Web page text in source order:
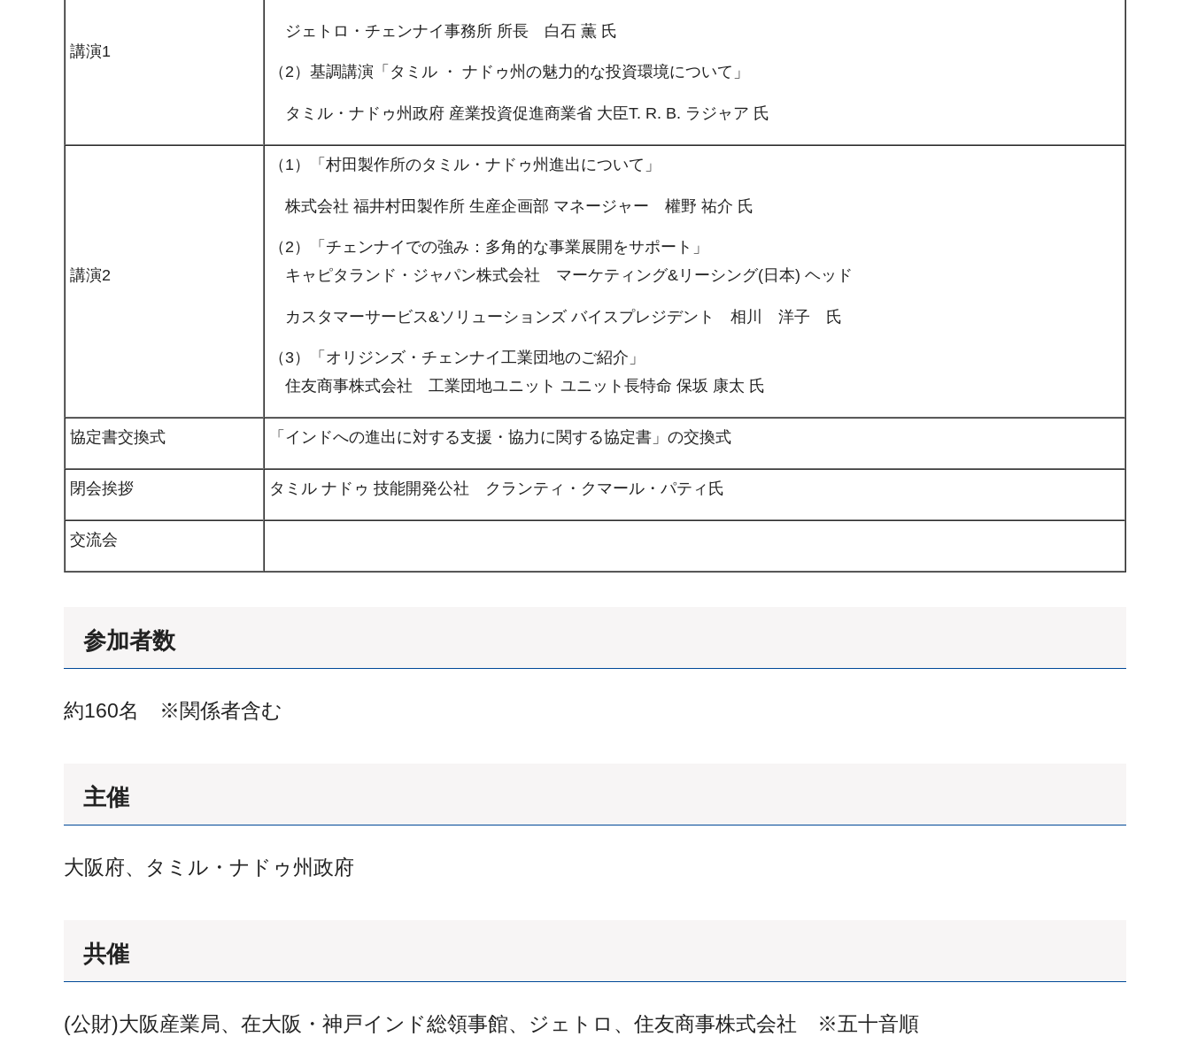
講演1
ジェトロ・チェンナイ事務所 所長 白石 薫 氏
（2）基調講演「タミル ・ ナドゥ州の魅力的な投資環境について」
タミル・ナドゥ州政府 産業投資促進商業省 大臣T. R. B. ラジャア 氏
講演2
（1）「村田製作所のタミル・ナドゥ州進出について」
株式会社 福井村田製作所 生産企画部 マネージャー 權野 祐介 氏
（2）「チェンナイでの強み：多角的な事業展開をサポート」
キャピタランド・ジャパン株式会社 マーケティング&リーシング(日本) ヘッド
カスタマーサービス&ソリューションズ バイスプレジデント 相川 洋子 氏
（3）「オリジンズ・チェンナイ工業団地のご紹介」
住友商事株式会社 工業団地ユニット ユニット長特命 保坂 康太 氏
協定書交換式 「インドへの進出に対する支援・協力に関する協定書」の交換式
閉会挨拶 タミル ナドゥ 技能開発公社​ クランティ・クマール・パティ氏
交流会
参加者数
約160名 ※関係者含む
主催
大阪府、タミル・ナドゥ州政府
共催
(公財)大阪産業局、在大阪・神戸インド総領事館、ジェトロ、住友商事株式会社 ※五十音順